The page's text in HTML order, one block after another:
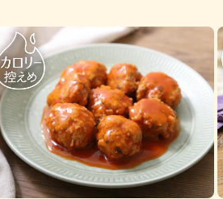
ぽん酢サワー 納豆の豆知識